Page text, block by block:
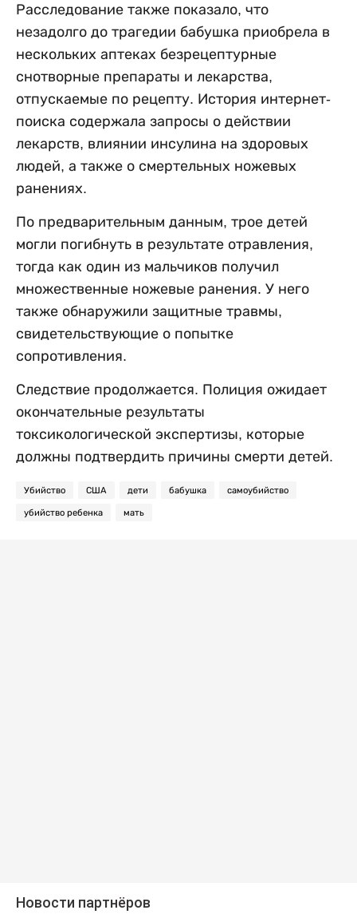
Расследование также показало, что
незадолго до трагедии бабушка приобрела в
нескольких аптеках безрецептурные
снотворные препараты и лекарства,
отпускаемые по рецепту. История интернет-
поиска содержала запросы о действии
лекарств, влиянии инсулина на здоровых
людей, а также о смертельных ножевых
ранениях.
По предварительным данным, трое детей
могли погибнуть в результате отравления,
тогда как один из мальчиков получил
множественные ножевые ранения. У него
также обнаружили защитные травмы,
свидетельствующие о попытке
сопротивления.
Следствие продолжается. Полиция ожидает
окончательные результаты
токсикологической экспертизы, которые
должны подтвердить причины смерти детей.
Убийство США дети бабушка самоубийство
убийство ребенка мать